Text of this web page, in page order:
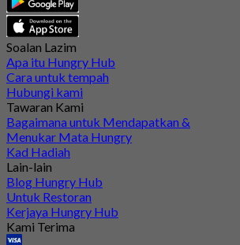
Soalan Lazim
Apa itu Hungry Hub
Cara untuk tempah
Hubungi kami
Tawaran Kami
Bagaimana untuk Mendapatkan &
Menukar Mata Hungry
Kad Hadiah
Lain-lain
Blog Hungry Hub
Untuk Restoran
Kerjaya Hungry Hub
Kami Terima